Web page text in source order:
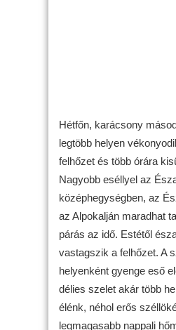
Hétfőn, karácsony
legtöbb helyen
felhőzet és több órára
Nagyobb eséllyel az
középhegységben, az
az Alpokalján maradhat
párás az idő. Estétől
vastagszik a felhőzet. A
helyenként gyenge eső
délies szelet akár több
élénk, néhol erős
legmagasabb nappali